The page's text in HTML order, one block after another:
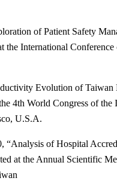
of Patient Safety
the International
Evolution of Taiwan
4th World Congress of
U.S.A.
“Analysis of Hospital
at the Annual Scientific